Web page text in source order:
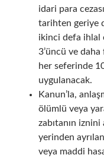
idari para
tarihten geriye
ikinci defa ihlal
3’üncü ve
her seferinde
uygulanacak.
Kanun’la,
ölümlü veya
zabıtanın
yerinden
veya maddi